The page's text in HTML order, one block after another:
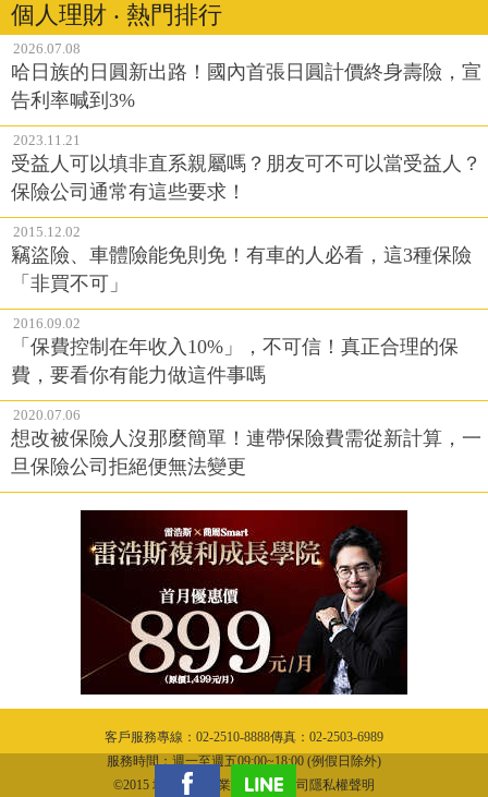
個人理財 ‧ 熱門排行
2026.07.08
哈日族的日圓新出路！國內首張日圓計價終身壽險，宣
告利率喊到3%
2023.11.21
受益人可以填非直系親屬嗎？朋友可不可以當受益人？
保險公司通常有這些要求！
2015.12.02
竊盜險、車體險能免則免！有車的人必看，這3種保險
「非買不可」
2016.09.02
「保費控制在年收入10%」，不可信！真正合理的保
費，要看你有能力做這件事嗎
2020.07.06
想改被保險人沒那麼簡單！連帶保險費需從新計算，一
旦保險公司拒絕便無法變更
客戶服務專線：02-2510-8888傳真：02-2503-6989
服務時間：週一至週五09:00~18:00 (例假日除外)
©2015 城邦文化事業股份有限公司隱私權聲明